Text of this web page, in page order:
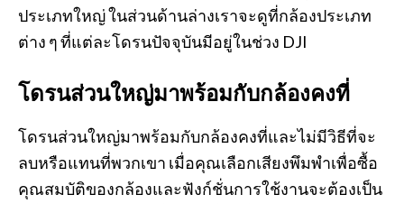
ประเภทใหญ่ ในส่วนด้านล่างเราจะดูที่กล้องประเภท
ต่าง ๆ ที่แต่ละโดรนปัจจุบันมีอยู่ในช่วง DJI
โดรนส่วนใหญ่มาพร้อมกับกล้องคงที่
โดรนส่วนใหญ่มาพร้อมกับกล้องคงที่และไม่มีวิธีที่จะ
ลบหรือแทนที่พวกเขา เมื่อคุณเลือกเสียงพึมพำเพื่อซื้อ
คุณสมบัติของกล้องและฟังก์ชั่นการใช้งานจะต้องเป็น